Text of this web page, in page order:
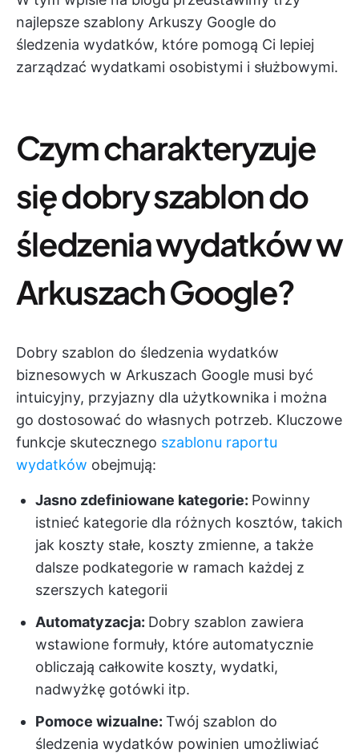
najlepsze szablony Arkuszy Google do
śledzenia wydatków, które pomogą Ci lepiej
zarządzać wydatkami osobistymi i służbowymi.
Czym charakteryzuje
się dobry szablon do
śledzenia wydatków w
Arkuszach Google?
Dobry szablon do śledzenia wydatków
biznesowych w Arkuszach Google musi być
intuicyjny, przyjazny dla użytkownika i można
go dostosować do własnych potrzeb. Kluczowe
funkcje skutecznego szablonu raportu
wydatków obejmują:
Jasno zdefiniowane kategorie: Powinny
istnieć kategorie dla różnych kosztów, takich
jak koszty stałe, koszty zmienne, a także
dalsze podkategorie w ramach każdej z
szerszych kategorii
Automatyzacja: Dobry szablon zawiera
wstawione formuły, które automatycznie
obliczają całkowite koszty, wydatki,
nadwyżkę gotówki itp.
Pomoce wizualne: Twój szablon do
śledzenia wydatków powinien umożliwiać